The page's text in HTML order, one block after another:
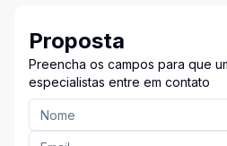
Proposta
Preencha os campos para que
especialistas entre em contato